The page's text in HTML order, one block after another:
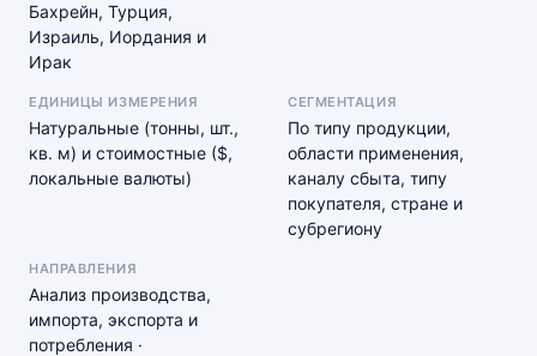
Бахрейн, Турция,
Израиль, Иордания и
Ирак
ЕДИНИЦЫ ИЗМЕРЕНИЯ
Натуральные (тонны, шт.,
кв. м) и стоимостные ($,
локальные валюты)
СЕГМЕНТАЦИЯ
По типу продукции,
области применения,
каналу сбыта, типу
покупателя, стране и
субрегиону
НАПРАВЛЕНИЯ
Анализ производства,
импорта, экспорта и
потребления ·